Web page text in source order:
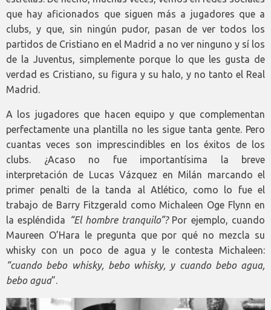
que hay aficionados que siguen más a jugadores que a
clubs, y que, sin ningún pudor, pasan de ver todos los
partidos de Cristiano en el Madrid a no ver ninguno y sí los
de la Juventus, simplemente porque lo que les gusta de
verdad es Cristiano, su figura y su halo, y no tanto el Real
Madrid.
A los jugadores que hacen equipo y que complementan
perfectamente una plantilla no les sigue tanta gente. Pero
cuantas veces son imprescindibles en los éxitos de los
clubs. ¿Acaso no fue importantísima la breve
interpretación de Lucas Vázquez en Milán marcando el
primer penalti de la tanda al Atlético, como lo fue el
trabajo de Barry Fitzgerald como Michaleen Oge Flynn en
la espléndida
“El hombre tranquilo”?Por ejemplo, cuando
Maureen O’Hara le pregunta que por qué no mezcla su
whisky con un poco de agua y le contesta Michaleen:
“cuando bebo whisky, bebo whisky, y cuando bebo agua,
bebo agua”.